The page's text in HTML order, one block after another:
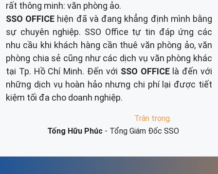
rất thông minh: văn phòng ảo.
SSO OFFICE hiện đã và đang khẳng định mình bằng
sự chuyên nghiệp. SSO Office tự tin đáp ứng các
nhu cầu khi khách hàng cần thuê văn phòng ảo, văn
phòng chia sẻ cũng như các dịch vụ văn phòng khác
tại Tp. Hồ Chí Minh. Đến với SSO OFFICElà đến với
những dịch vụ hoàn hảo nhưng chi phí lại được tiết
kiệm tối đa cho doanh nghiệp.
Trân trọng.
Tống Hữu Phúc - Tổng Giám Đốc SSO